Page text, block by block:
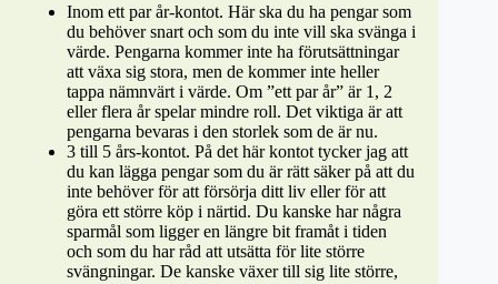
Inom ett par år-kontot. Här ska du ha pengar som
du behöver snart och som du inte vill ska svänga i
värde. Pengarna kommer inte ha förutsättningar
att växa sig stora, men de kommer inte heller
tappa nämnvärt i värde. Om ”ett par år” är 1, 2
eller flera år spelar mindre roll. Det viktiga är att
pengarna bevaras i den storlek som de är nu.
3 till 5 års-kontot. På det här kontot tycker jag att
du kan lägga pengar som du är rätt säker på att du
inte behöver för att försörja ditt liv eller för att
göra ett större köp i närtid. Du kanske har några
sparmål som ligger en längre bit framåt i tiden
och som du har råd att utsätta för lite större
svängningar. De kanske växer till sig lite större,